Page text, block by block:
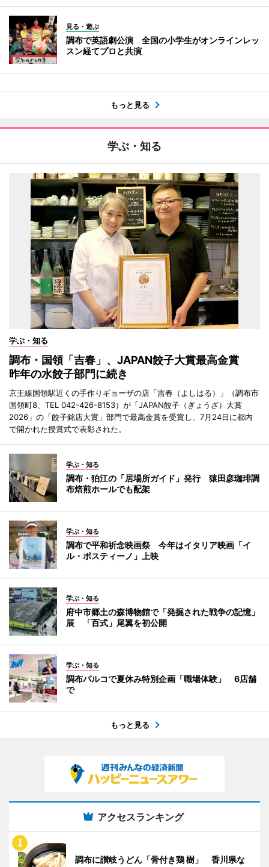
見る・遊ぶ
調布で英語劇公演 全国の小学生がオンラインレッ
スン経てプロと共演
もっと見る
学ぶ・知る
学ぶ・知る
調布・国領「吉春」、JAPAN餃子大賞最高金賞
昨年の水餃子部門に続き
京王線国領駅近くの手作りギョーザの店「吉春（よしはる）」（調布市
国領町8、TEL 042-426-8153）が「JAPAN餃子（ぎょうざ）大賞
2026」の「餃子銘店大賞」部門で最高金賞を受賞し、7月24日に都内
で開かれた授賞式で表彰された。
学ぶ・知る
調布・狛江の「居場所ガイド」発行 猿田彦珈琲調
布焙煎ホールでも配架
学ぶ・知る
調布で平和祈念映画祭 今年はイタリア映画「イ
ル・ポスティーノ」上映
学ぶ・知る
府中市郷土の森博物館で「発掘された戦争の記憶」
展 「百式」尾翼を初公開
学ぶ・知る
調布パルコで夏休み特別企画「職場体験」 6店舗
で
もっと見る
アクセスランキング
調布に讃岐うどん「骨付き鶏 樹」 香川県な